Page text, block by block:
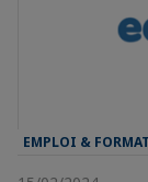
EMPLOI &